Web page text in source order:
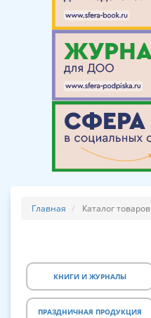
Главная Каталог товаров
КНИГИ И ЖУРНАЛЫ
ПРАЗДНИЧНАЯ ПРОДУКЦИЯ